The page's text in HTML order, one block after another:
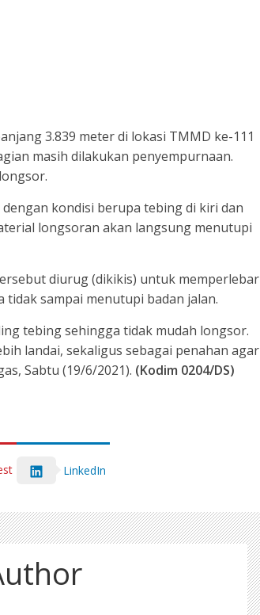
3.839 meter di lokasi TMMD ke-111
masih dilakukan penyempurnaan.
kondisi berupa tebing di kiri dan
longsoran akan langsung menutupi
diurug (dikikis) untuk memperlebar
sampai menutupi badan jalan.
tebing sehingga tidak mudah longsor.
landai, sekaligus sebagai penahan agar
Sabtu (19/6/2021). (Kodim 0204/DS)
LinkedIn